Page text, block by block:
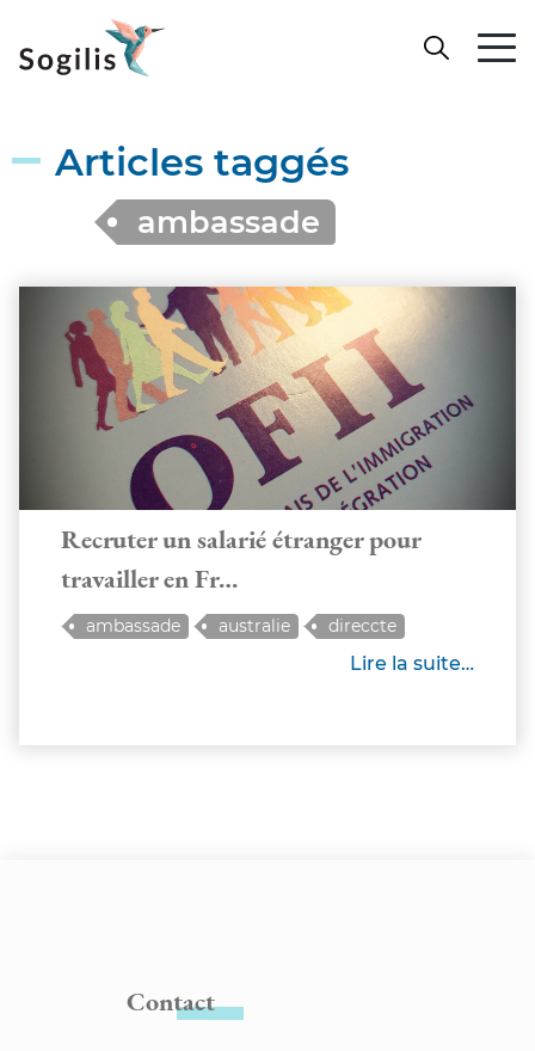
Articles taggés
ambassade
Recruter un salarié étranger pour
travailler en Fr…
ambassade australie
direccte
VLS-TS
Lire la suite…
Contact